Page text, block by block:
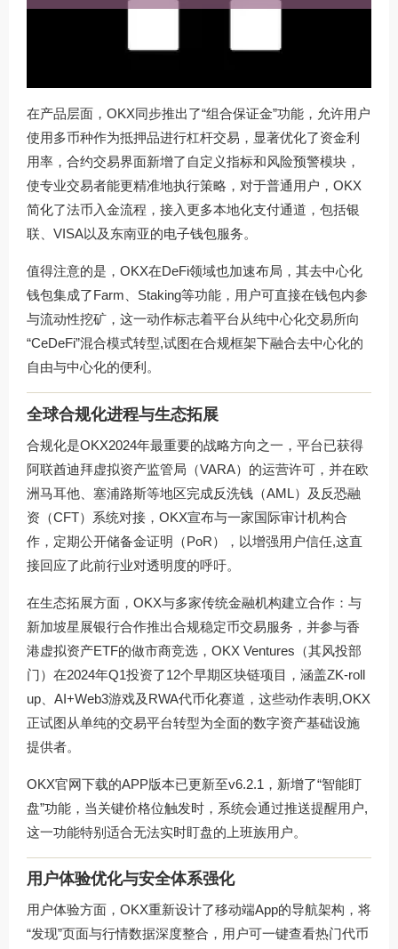
在产品层面，OKX同步推出了“组合保证金”功能，允许用户
使用多币种作为抵押品进行杠杆交易，显著优化了资金利
用率，合约交易界面新增了自定义指标和风险预警模块，
使专业交易者能更精准地执行策略，对于普通用户，OKX
简化了法币入金流程，接入更多本地化支付通道，包括银
联、VISA以及东南亚的电子钱包服务。
值得注意的是，OKX在DeFi领域也加速布局，其去中心化
钱包集成了Farm、Staking等功能，用户可直接在钱包内参
与流动性挖矿，这一动作标志着平台从纯中心化交易所向
“CeDeFi”混合模式转型,试图在合规框架下融合去中心化的
自由与中心化的便利。
全球合规化进程与生态拓展
合规化是OKX2024年最重要的战略方向之一，平台已获得
阿联酋迪拜虚拟资产监管局（VARA）的运营许可，并在欧
洲马耳他、塞浦路斯等地区完成反洗钱（AML）及反恐融
资（CFT）系统对接，OKX宣布与一家国际审计机构合
作，定期公开储备金证明（PoR），以增强用户信任,这直
接回应了此前行业对透明度的呼吁。
在生态拓展方面，OKX与多家传统金融机构建立合作：与
新加坡星展银行合作推出合规稳定币交易服务，并参与香
港虚拟资产ETF的做市商竞选，OKX Ventures（其风投部
门）在2024年Q1投资了12个早期区块链项目，涵盖ZK-roll
up、AI+Web3游戏及RWA代币化赛道，这些动作表明,OKX
正试图从单纯的交易平台转型为全面的数字资产基础设施
提供者。
OKX官网下载的APP版本已更新至v6.2.1，新增了“智能盯
盘”功能，当关键价格位触发时，系统会通过推送提醒用户,
这一功能特别适合无法实时盯盘的上班族用户。
用户体验优化与安全体系强化
用户体验方面，OKX重新设计了移动端App的导航架构，将
“发现”页面与行情数据深度整合，用户可一键查看热门代币